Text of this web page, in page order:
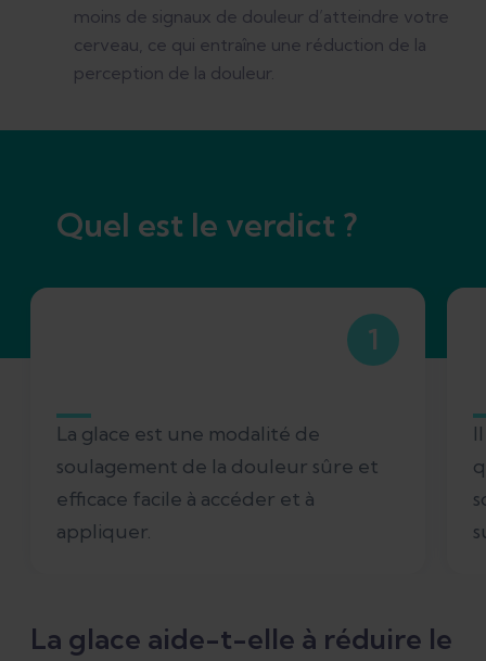
moins de signaux de douleur d’atteindre votre
cerveau, ce qui entraîne une réduction de la
perception de la douleur.
Quel est le verdict ?
1
La glace est une modalité de
soulagement de la douleur sûre et
efficace facile à accéder et à
appliquer.
La glace aide-t-elle à réduire le